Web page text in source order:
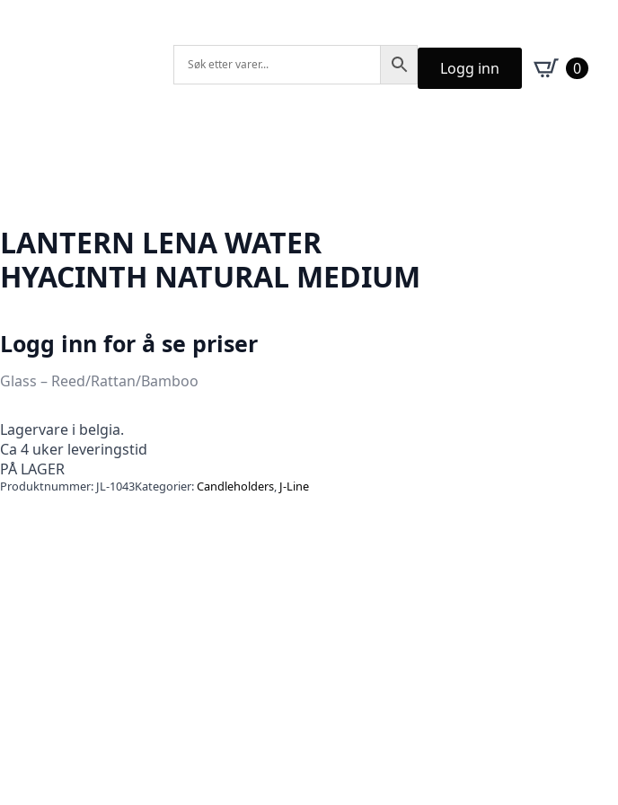
Logg inn 0
LANTERN LENA WATER
HYACINTH NATURAL MEDIUM
Logg inn for å se priser
Glass – Reed/Rattan/Bamboo
Lagervare i belgia.
Ca 4 uker leveringstid
PÅ LAGER
Produktnummer: JL-1043Kategorier:Candleholders, J-Line